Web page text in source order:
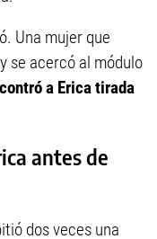
Una mujer que
se acercó al módulo
a Erica tirada
antes de
dos veces una